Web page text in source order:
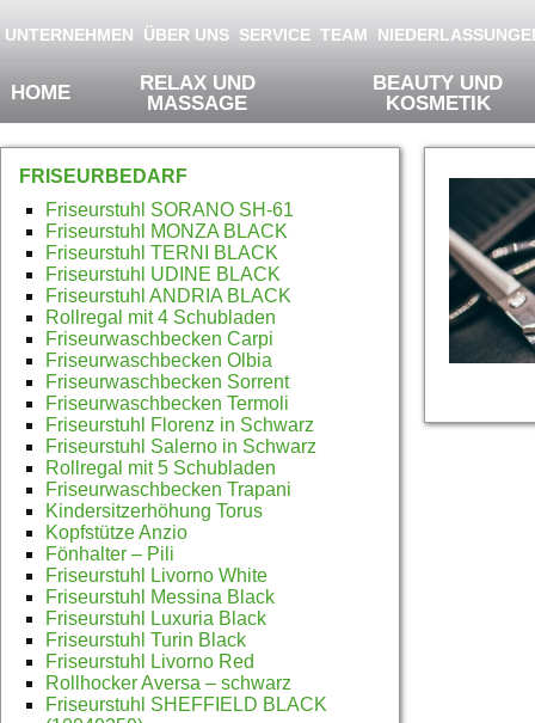
Products of Physa Wellness
Springe zum Inhalt
UNTERNEHMEN ÜBER UNS SERVICE TEAM
HOME
RELAX UND
MASSAGE
BEAUTY UND
KOSMETIK
FRISEURBEDARF
Friseurstuhl SORANO SH-61
Friseurstuhl MONZA BLACK
Friseurstuhl TERNI BLACK
Friseurstuhl UDINE BLACK
Friseurstuhl ANDRIA BLACK
Rollregal mit 4 Schubladen
Friseurwaschbecken Carpi
Friseurwaschbecken Olbia
Friseurwaschbecken Sorrent
Friseurwaschbecken Termoli
Friseurstuhl Florenz in Schwarz
Friseurstuhl Salerno in Schwarz
Rollregal mit 5 Schubladen
Friseurwaschbecken Trapani
Kindersitzerhöhung Torus
Kopfstütze Anzio
Fönhalter – Pili
Friseurstuhl Livorno White
Friseurstuhl Messina Black
Friseurstuhl Luxuria Black
Friseurstuhl Turin Black
Friseurstuhl Livorno Red
Rollhocker Aversa – schwarz
Friseurstuhl SHEFFIELD BLACK